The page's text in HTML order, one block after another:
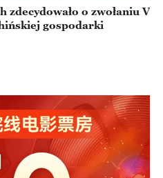
zdecydowało o zwołaniu V
gospodarki